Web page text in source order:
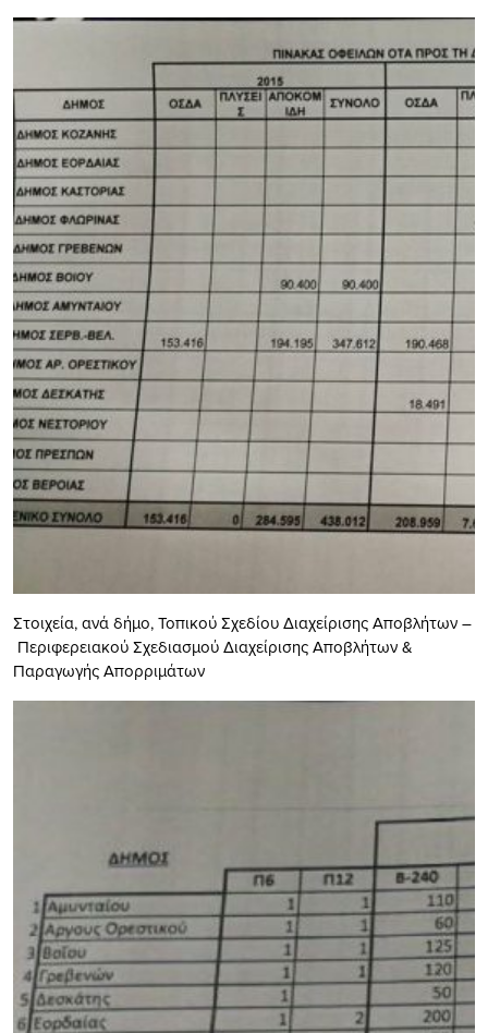
Στοιχεία, ανά δήμο, Τοπικού Σχεδίου Διαχείρισης Αποβλήτων –
Περιφερειακού Σχεδιασμού Διαχείρισης Αποβλήτων &
Παραγωγής Απορριμάτων